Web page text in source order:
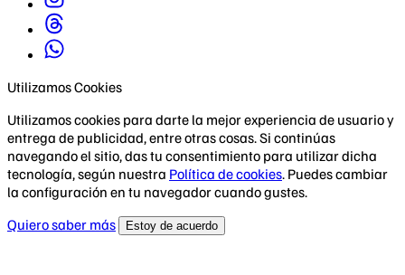
Utilizamos Cookies
Utilizamos cookies para darte la mejor experiencia de usuario y
entrega de publicidad, entre otras cosas. Si continúas
navegando el sitio, das tu consentimiento para utilizar dicha
tecnología, según nuestra Política de cookies. Puedes cambiar
la configuración en tu navegador cuando gustes.
Quiero saber más
Estoy de acuerdo